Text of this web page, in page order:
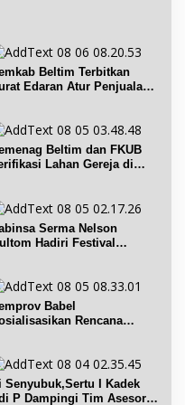
Beltim Terbitkan
Edaran Atur Penjualan
Beltim dan FKUB
Lahan Gereja di
Serma Nelson
Hadiri Festival
Babel
Rencana
Senyubuk,Sertu I Kadek
P Dampingi Tim Asesor